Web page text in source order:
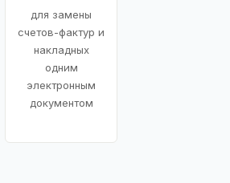
для замены
счетов-фактур и
накладных
одним
электронным
документом